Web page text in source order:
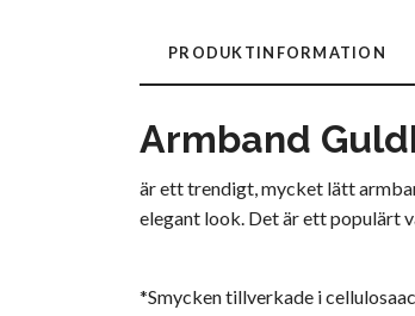
PRODUKTINFORMATION
Armband
är ett trendigt, mycket lätt
elegant look. Det är ett populärt
*Smycken tillverkade i